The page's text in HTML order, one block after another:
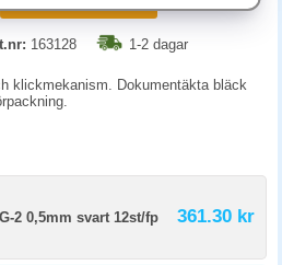
163128 1-2 dagar
klickmekanism. Dokumentäkta bläck
2 0,5mm svart 12st/fp 361.30 kr